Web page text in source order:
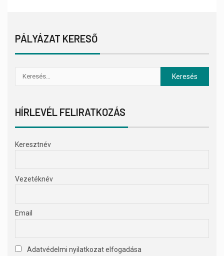
PÁLYÁZAT KERESŐ
HÍRLEVÉL FELIRATKOZÁS
Keresztnév
Vezetéknév
Email
Adatvédelmi nyilatkozat elfogadása